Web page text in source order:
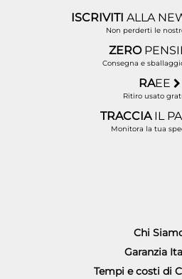
ISCRIVITI ALLA
Non perderti le
ZERO
Consegna e
RAEE
Ritiro usato
TRACCIA IL
Monitora la tua
Chi
Garanzia
Tempi e costi di